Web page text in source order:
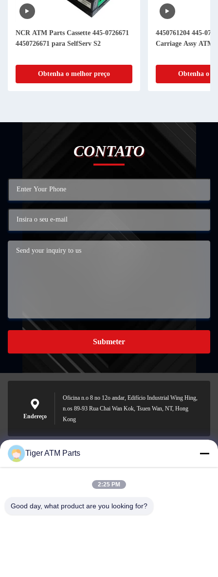
NCR ATM Parts Cassette 445-0726671
4450726671 para SelfServ S2
Obtenha o melhor preço
4450761204 445-
Carriage Assy ATM
Obtenha o
CONTATO
Submeter
Endereço
Oficina n.o 8 no 12o andar, Edifício Industrial Wing Hing,
n.os 89-93 Rua Chai Wan Kok, Tsuen Wan, NT, Hong
Kong
sales@atmpart.com.cn
Tiger ATM Parts
2:25 PM
Good day, what product are you looking for?